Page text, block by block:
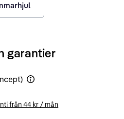
garantier
från 44 kr / mån